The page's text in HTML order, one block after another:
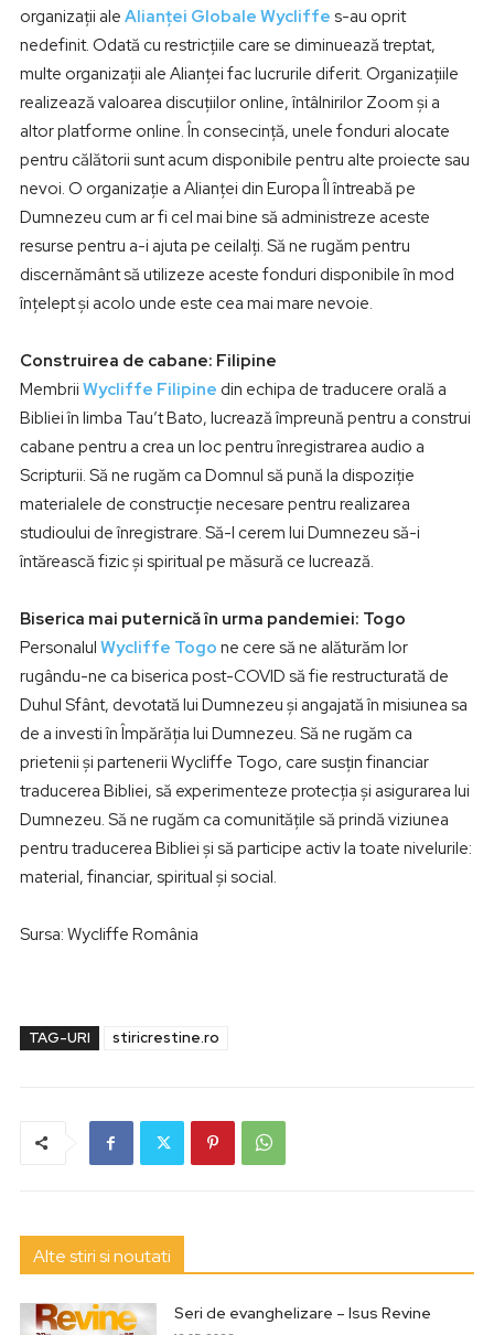
organizații ale Alianței Globale Wycliffe s-au oprit
nedefinit. Odată cu restricțiile care se diminuează treptat,
multe organizații ale Alianței fac lucrurile diferit. Organizațiile
realizează valoarea discuțiilor online, întâlnirilor Zoom și a
altor platforme online. În consecință, unele fonduri alocate
pentru călătorii sunt acum disponibile pentru alte proiecte sau
nevoi. O organizație a Alianței din Europa Îl întreabă pe
Dumnezeu cum ar fi cel mai bine să administreze aceste
resurse pentru a-i ajuta pe ceilalți. Să ne rugăm pentru
discernământ să utilizeze aceste fonduri disponibile în mod
înțelept și acolo unde este cea mai mare nevoie.
Construirea de cabane: Filipine
Membrii Wycliffe Filipine din echipa de traducere orală a
Bibliei în limba Tau’t Bato, lucrează împreună pentru a construi
cabane pentru a crea un loc pentru înregistrarea audio a
Scripturii. Să ne rugăm ca Domnul să pună la dispoziție
materialele de construcție necesare pentru realizarea
studioului de înregistrare. Să-I cerem lui Dumnezeu să-i
întărească fizic și spiritual pe măsură ce lucrează.
Biserica mai puternică în urma pandemiei: Togo
Personalul Wycliffe Togo ne cere să ne alăturăm lor
rugându-ne ca biserica post-COVID să fie restructurată de
Duhul Sfânt, devotată lui Dumnezeu și angajată în misiunea sa
de a investi în Împărăția lui Dumnezeu. Să ne rugăm ca
prietenii și partenerii Wycliffe Togo, care susțin financiar
traducerea Bibliei, să experimenteze protecția și asigurarea lui
Dumnezeu. Să ne rugăm ca comunitățile să prindă viziunea
pentru traducerea Bibliei și să participe activ la toate nivelurile:
material, financiar, spiritual și social.
Sursa: Wycliffe România
TAG-URI stiricrestine.ro
Alte stiri si noutati
Seri de evanghelizare – Isus Revine